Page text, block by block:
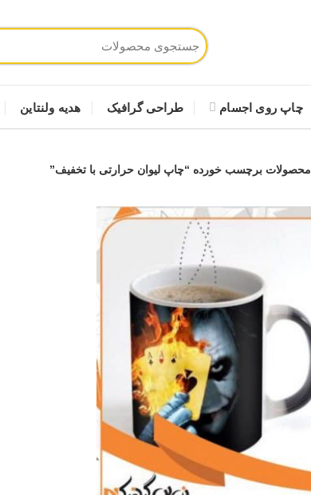
چاپ روی اجسام طراحی گرافیک هدیه ولنتاین
محصولات برچسب خورده “چاپ لیوان حرارتی با تخفیف”